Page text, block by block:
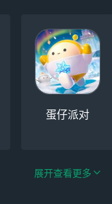
蛋仔派对
展开查看更多